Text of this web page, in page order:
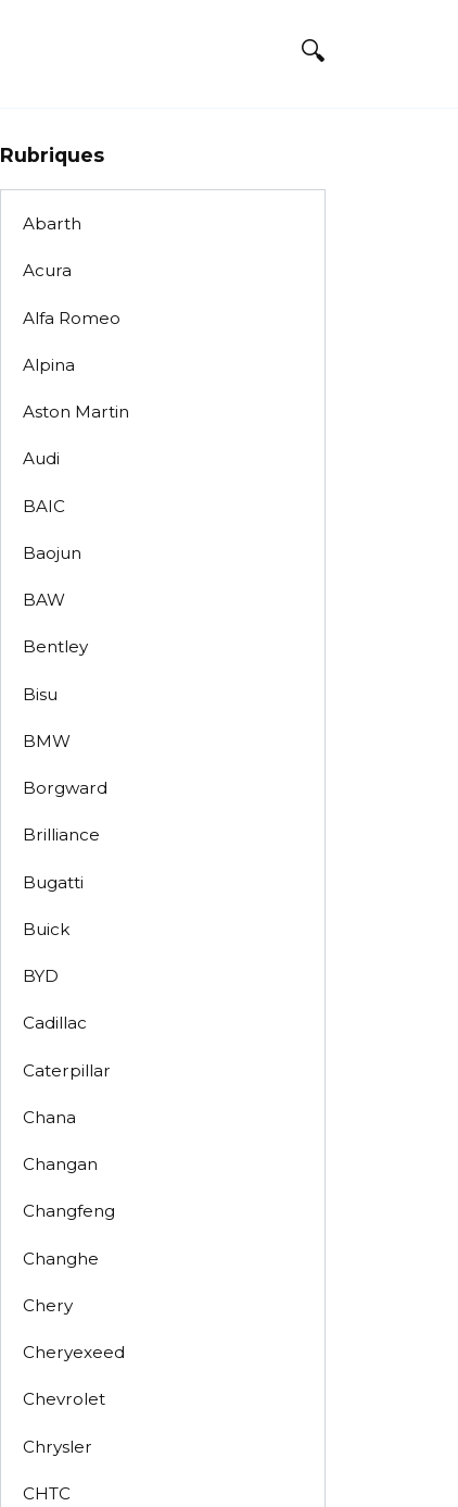
Rubriques
Abarth
Acura
Alfa Romeo
Alpina
Aston Martin
Audi
BAIC
Baojun
BAW
Bentley
Bisu
BMW
Borgward
Brilliance
Bugatti
Buick
BYD
Cadillac
Caterpillar
Chana
Changan
Changfeng
Changhe
Chery
Cheryexeed
Chevrolet
Chrysler
CHTC